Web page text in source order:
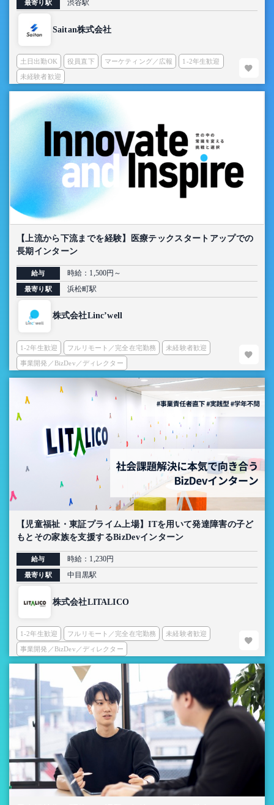
最寄り駅 渋谷駅
Saitan株式会社
土日出勤OK 役員直下 マーケティング／広報 1-2年生歓迎
未経験者歓迎
【上流から下流までを経験】医療テックスタートアップでの
長期インターン
給与 時給：1,500円～
最寄り駅 浜松町駅
株式会社Linc’well
1-2年生歓迎 フルリモート／完全在宅勤務 未経験者歓迎
事業開発／BizDev／ディレクター
【児童福祉・東証プライム上場】ITを用いて発達障害の子ど
もとその家族を支援するBizDevインターン
給与 時給：1,230円
最寄り駅 中目黒駅
株式会社LITALICO
1-2年生歓迎 フルリモート／完全在宅勤務 未経験者歓迎
事業開発／BizDev／ディレクター